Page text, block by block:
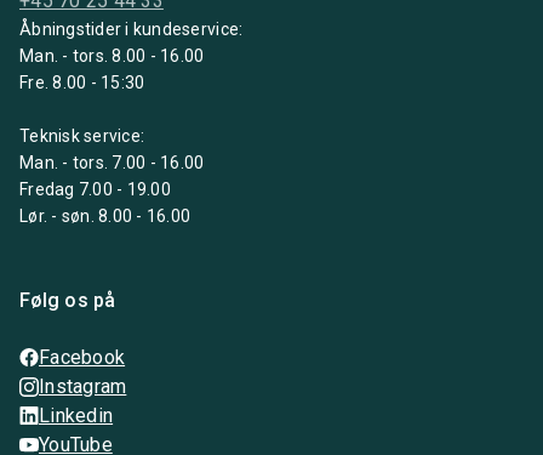
Åbningstider i kundeservice:
Man. - tors. 8.00 - 16.00
Fre. 8.00 - 15:30
Teknisk service:
Man. - tors. 7.00 - 16.00
Fredag 7.00 - 19.00
Lør. - søn. 8.00 - 16.00
Følg os på
Facebook
Instagram
Linkedin
YouTube